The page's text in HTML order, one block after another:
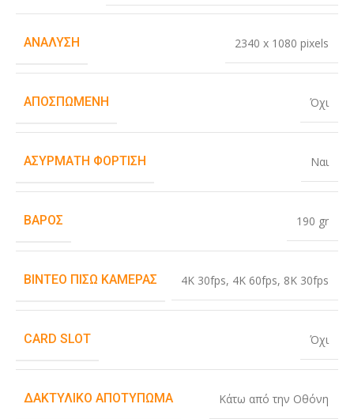
ΑΝΆΛΥΣΗ 2340 x 1080 pixels
ΑΠΟΣΠΏΜΕΝΗ Όχι
ΑΣΎΡΜΑΤΗ ΦΌΡΤΙΣΗ Ναι
ΒΆΡΟΣ 190 gr
ΒΊΝΤΕΟ ΠΊΣΩ ΚΆΜΕΡΑΣ 4K 30fps, 4K 60fps, 8K 30fps
CARD SLOT Όχι
ΔΑΚΤΥΛΙΚΌ ΑΠΟΤΎΠΩΜΑ Κάτω από την Οθόνη